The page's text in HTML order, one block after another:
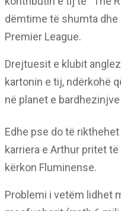
dëmtime të shumta
Premier League.
Drejtuesit e klubit
kartonin e tij, ndërkohë
në planet e
Edhe pse do të
karriera e Arthur pritet
kërkon Fluminense.
Problemi i vetëm lidhet